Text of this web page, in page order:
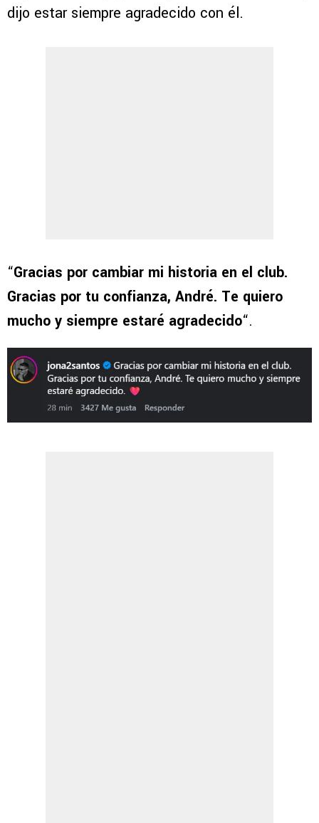
dijo estar siempre agradecido con él.
“Gracias por cambiar mi historia en el club.
Gracias por tu confianza, André. Te quiero
mucho y siempre estaré agradecido“.